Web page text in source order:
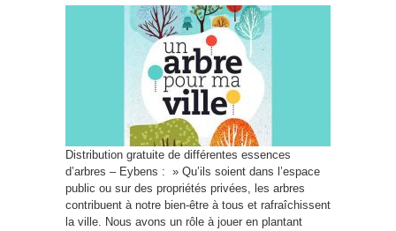
Distribution gratuite de différentes essences
d’arbres – Eybens : » Qu’ils soient dans l’espace
public ou sur des propriétés privées, les arbres
contribuent à notre bien-être à tous et rafraîchissent
la ville. Nous avons un rôle à jouer en plantant